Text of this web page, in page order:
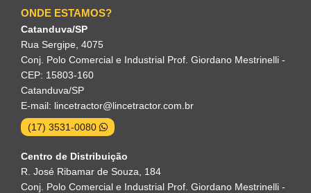
ONDE ESTAMOS?
Catanduva/SP
Rua Sergipe, 4075
Conj. Polo Comercial e Industrial Prof. Giordano Mestrinelli -
CEP: 15803-160
Catanduva/SP
E-mail: lincetractor@lincetractor.com.br
(17) 3531-0080
Centro de Distribuição
R. José Ribamar de Souza, 184
Conj. Polo Comercial e Industrial Prof. Giordano Mestrinelli -